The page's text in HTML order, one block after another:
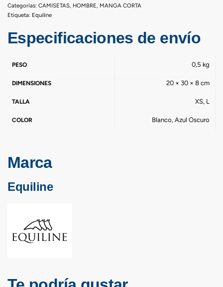
Categorías: CAMISETAS HOMBRE MANGA CORTA
Etiqueta: Equiline
Especificaciones de envío
PESO 0,5 kg
DIMENSIONES 20 × 30 × 8 cm
TALLA XS, L
COLOR Blanco, Azul Oscuro
Marca
Equiline